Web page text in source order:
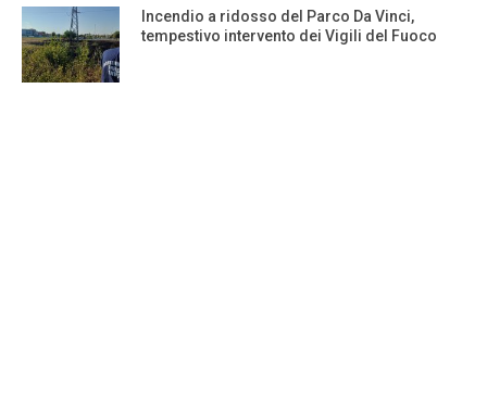
Incendio a ridosso del Parco Da Vinci,
tempestivo intervento dei Vigili del Fuoco